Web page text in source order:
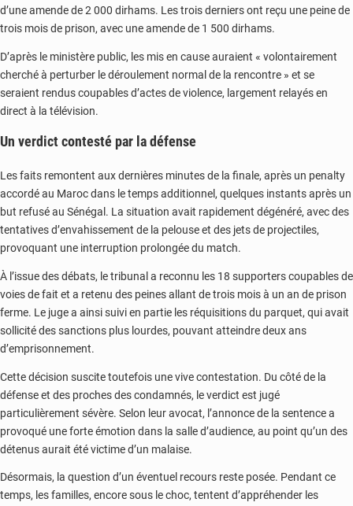
d’une amende de 2 000 dirhams. Les trois derniers ont reçu une peine de
trois mois de prison, avec une amende de 1 500 dirhams.
D’après le ministère public, les mis en cause auraient « volontairement
cherché à perturber le déroulement normal de la rencontre » et se
seraient rendus coupables d’actes de violence, largement relayés en
direct à la télévision.
Un verdict contesté par la défense
Les faits remontent aux dernières minutes de la finale, après un penalty
accordé au Maroc dans le temps additionnel, quelques instants après un
but refusé au Sénégal. La situation avait rapidement dégénéré, avec des
tentatives d’envahissement de la pelouse et des jets de projectiles,
provoquant une interruption prolongée du match.
À l’issue des débats, le tribunal a reconnu les 18 supporters coupables de
voies de fait et a retenu des peines allant de trois mois à un an de prison
ferme. Le juge a ainsi suivi en partie les réquisitions du parquet, qui avait
sollicité des sanctions plus lourdes, pouvant atteindre deux ans
d’emprisonnement.
Cette décision suscite toutefois une vive contestation. Du côté de la
défense et des proches des condamnés, le verdict est jugé
particulièrement sévère. Selon leur avocat, l’annonce de la sentence a
provoqué une forte émotion dans la salle d’audience, au point qu’un des
détenus aurait été victime d’un malaise.
Désormais, la question d’un éventuel recours reste posée. Pendant ce
temps, les familles, encore sous le choc, tentent d’appréhender les